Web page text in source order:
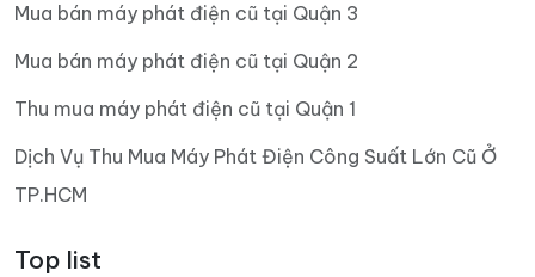
Mua bán máy phát điện cũ tại Quận 3
Mua bán máy phát điện cũ tại Quận 2
Thu mua máy phát điện cũ tại Quận 1
Dịch Vụ Thu Mua Máy Phát Điện Công Suất Lớn Cũ Ở
TP.HCM
Top list